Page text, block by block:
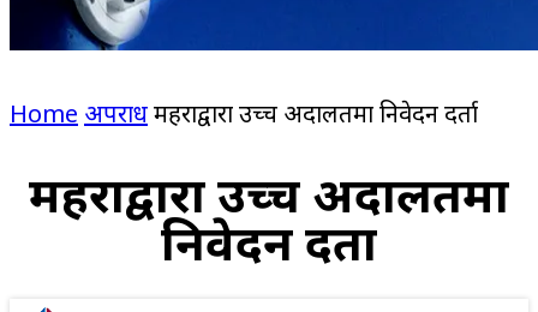
Home अपराधमहराद्वारा उच्च अदालतमा निवेदन दर्ता
महराद्वारा उच्च अदालतमा
निवेदन दर्ता